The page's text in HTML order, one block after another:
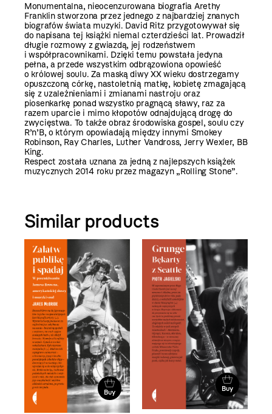
Monumentalna, nieocenzurowana biografia Arethy
Franklin stworzona przez jednego z najbardziej znanych
biografów świata muzyki. David Ritz przygotowywał się
do napisana tej książki niemal czterdzieści lat. Prowadził
długie rozmowy z gwiazdą, jej rodzeństwem
i współpracownikami. Dzięki temu powstała jedyna
pełna, a przede wszystkim odbrązowiona opowieść
o królowej soulu. Za maską diwy XX wieku dostrzegamy
opuszczoną córkę, nastoletnią matkę, kobietę zmagającą
się z uzależnieniami i zmianami nastroju oraz
piosenkarkę ponad wszystko pragnącą sławy, raz za
razem uparcie i mimo kłopotów odnajdującą drogę do
zwycięstwa. To także obraz środowiska gospel, soulu czy
R’n’B, o którym opowiadają między innymi Smokey
Robinson, Ray Charles, Luther Vandross, Jerry Wexler, BB
King.
Respect została uznana za jedną z najlepszych książek
muzycznych 2014 roku przez magazyn „Rolling Stone”.
Similar products
Buy Buy